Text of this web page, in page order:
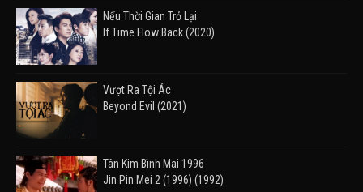
Nếu Thời Gian Trở Lại
If Time Flow Back (2020)
Vượt Ra Tội Ác
Beyond Evil (2021)
Tân Kim Bình Mai 1996
Jin Pin Mei 2 (1996) (1992)